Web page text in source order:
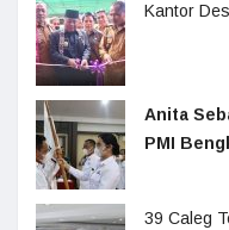
Kantor
Anita
PMI
39 Caleg